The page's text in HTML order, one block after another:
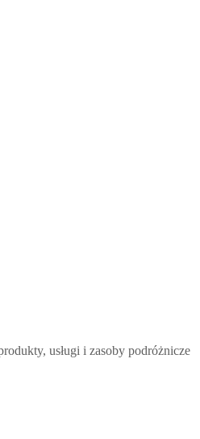
usługi i zasoby podróżnicze